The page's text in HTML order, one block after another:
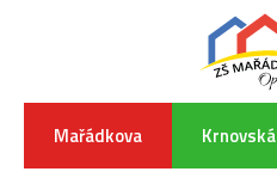
Mařádkova Krnovská